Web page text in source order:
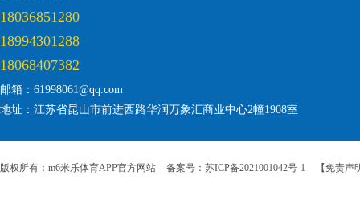
18036851280
18994301288
18068407382
邮箱：61998061@qq.com
地址：江苏省昆山市前进西路华润万象汇商业中心2幢1908室
版权所有：m6米乐体育APP官方网站 备案号：苏ICP备2021001042号-1 【免责声